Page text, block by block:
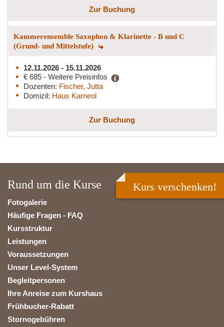
Zur Buchung
Kammerensemble Saxophon & Klarinette - B und C
(Grund- und Mittelstufe)
12.11.2026 - 15.11.2026
€ 685 - Weitere Preisinfos
Dozenten: Fischer, Jutta
Domizil: Haus Karneol
Zur Buchung
Rund um die Kurse
Fotogalerie
Häufige Fragen - FAQ
Kursstruktur
Leistungen
Voraussetzungen
Unser Level-System
Begleitpersonen
Ihre Anreise zum Kurshaus
Frühbucher-Rabatt
Stornogebühren
Kurs verschenken!